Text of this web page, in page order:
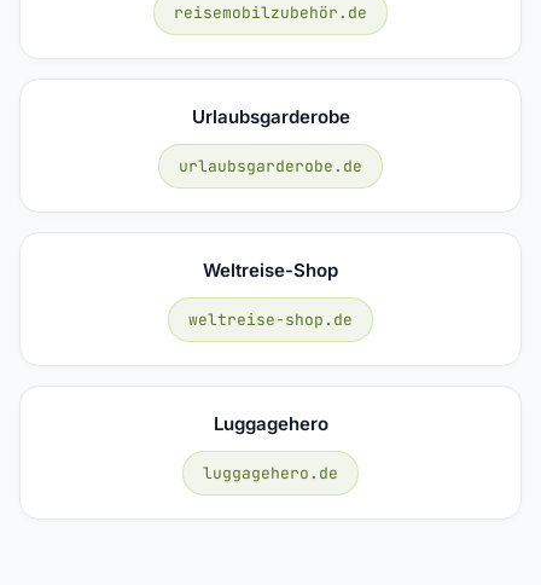
reisemobilzubehör.de
Urlaubsgarderobe
urlaubsgarderobe.de
Weltreise-Shop
weltreise-shop.de
Luggagehero
luggagehero.de